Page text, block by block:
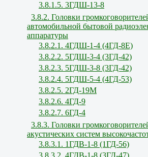
3.8.1.5. 3ГДШ-13-8
3.8.2. Головки
автомобильной бытовой
аппаратуры
3.8.2.1. 4ГДШ-1-4 (4ГД-8Е)
3.8.2.2. 5ГДШ-3-4 (3ГД-42)
3.8.2.3. 5ГДШ-3-8 (3ГД-42)
3.8.2.4. 5ГДШ-5-4 (4ГД-53)
3.8.2.5. 2ГД-19М
3.8.2.6. 4ГД-9
3.8.2.7. 6ГД-4
3.8.3. Головки
акустических систем
3.8.3.1. 1ГДВ-1-8 (1ГД-56)